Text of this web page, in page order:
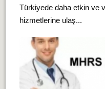
Türkiyede daha etkin ve
hizmetlerine ulaş...